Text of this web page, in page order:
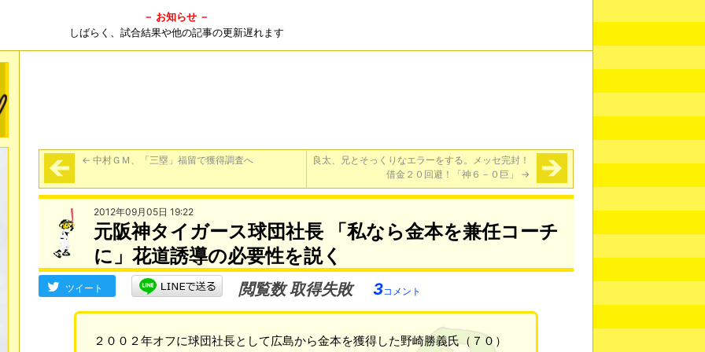
－ お知らせ －
しばらく、試合結果や他の記事の更新遅れます
← 中村ＧＭ、「三塁」福留で獲得調査へ
良太、兄とそっくりなエラーをする。メッセ完封！
借金２０回避！「神６－０巨」 →
2012年09月05日 19:22
元阪神タイガース球団社長 「私なら金本を兼任コーチ
に」花道誘導の必要性を説く
ツイート 閲覧数 取得失敗 3コメント
２００２年オフに球団社長として広島から金本を獲得した野崎勝義氏（７０）